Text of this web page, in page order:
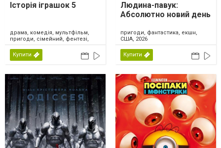
Історія іграшок 5
драма, комедія, мультфільм,
пригоди, сімейний, фентезі,
США, 2026
Купити
Людина-павук:
Абсолютно новий день
пригоди, фантастика, екшн,
США, 2026
Купити